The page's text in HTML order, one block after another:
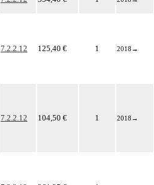
7.2.2.12 125,40 € 1 2018 →
7.2.2.12 104,50 € 1 2018 →